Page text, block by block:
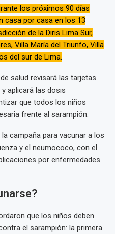
los próximos 90 días
casa por casa en los 13
de la Diris Lima Sur,
Villa María del Triunfo, Villa
del sur de Lima.
salud revisará las tarjetas
aplicará las dosis
que todos los niños
frente al sarampión.
campaña para vacunar a los
y el neumococo, con el
por enfermedades
que los niños deben
el sarampión: la primera